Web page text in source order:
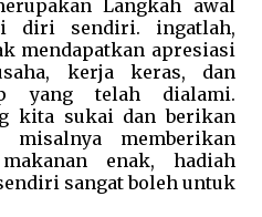
Langkah awal
diri sendiri. ingatlah,
mendapatkan apresiasi
kerja keras, dan
yang telah dialami.
kita sukai dan berikan
memberikan
enak, hadiah
sangat boleh untuk